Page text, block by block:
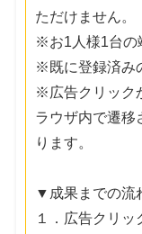
ただけません。
※お1人様1台の
※既に登録済み
※広告クリック
ラウザ内で遷移
ります。
▼成果までの流
１．広告クリッ